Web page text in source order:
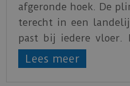
afgeronde hoek. De
terecht in een
past bij iedere vloer.
van hoogwaardig
voorzien van
Lees meer